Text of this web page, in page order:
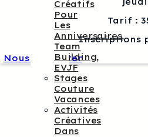
Créatifs
Pour
Les
Anniversaires,
Team
Building,
EVJF
Stages
Couture
Vacances
Activités
Créatives
Dans
Tarif :
Inscriptions
Nous contacter